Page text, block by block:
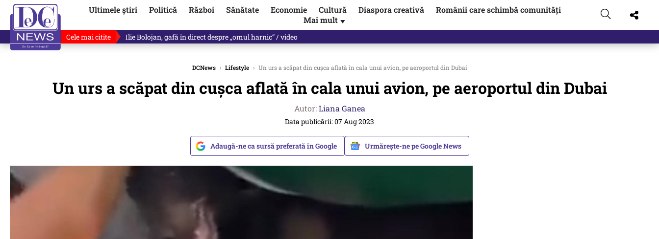
Ultimele știri Politică Război Sănătate Economie Cultură Diaspora creativă
Românii care schimbă comunități
Mai mult ▼
Cele mai citite Ilie Bolojan, gafă în direct despre „omul harnic“ / video
DCNews › Lifestyle › Un urs a scăpat din cușca aflată în cala unui avion, pe aeroportul din Dubai
Un urs a scăpat din cușca aflată în cala unui avion, pe aeroportul din Dubai
Autor:Liana Ganea
Data publicării: 07 Aug 2023
Adaugă-ne ca sursă preferată în Google Urmărește-ne pe Google News